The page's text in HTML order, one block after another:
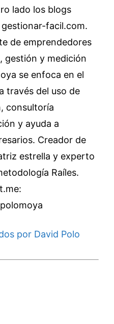
lado los blogs
facil.com.
de emprendedores
gestión y medición
se enfoca en el
través del uso de
consultoría
y ayuda a
Creador de
estrella y experto
Raíles.
por David Polo